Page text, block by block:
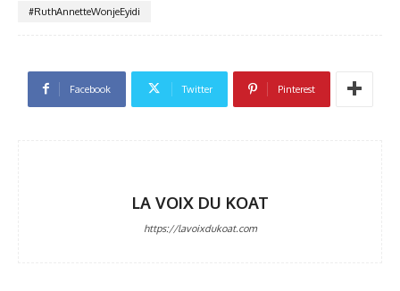
#RuthAnnetteWonjeEyidi
Facebook Twitter Pinterest
LA VOIX DU KOAT
https://lavoixdukoat.com